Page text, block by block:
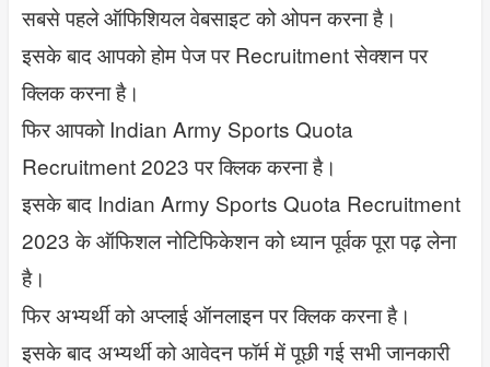
सबसे पहले ऑफिशियल वेबसाइट को ओपन करना है।
इसके बाद आपको होम पेज पर Recruitment सेक्शन पर
क्लिक करना है।
फिर आपको Indian Army Sports Quota
Recruitment 2023 पर क्लिक करना है।
इसके बाद Indian Army Sports Quota Recruitment
2023 के ऑफिशल नोटिफिकेशन को ध्यान पूर्वक पूरा पढ़ लेना
है।
फिर अभ्यर्थी को अप्लाई ऑनलाइन पर क्लिक करना है।
इसके बाद अभ्यर्थी को आवेदन फॉर्म में पूछी गई सभी जानकारी